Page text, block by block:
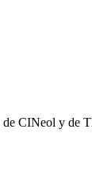
de CINeol y de